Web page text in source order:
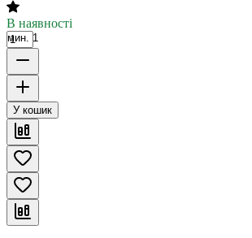
В наявності
мин. 1
У кошик